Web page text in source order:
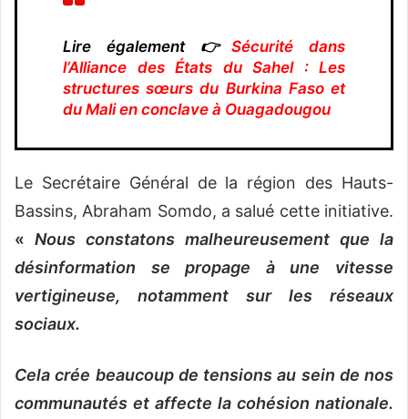
Lire également 👉 Sécurité dans
l’Alliance des États du Sahel : Les
structures sœurs du Burkina Faso et
du Mali en conclave à Ouagadougou
Le Secrétaire Général de la région des Hauts-
Bassins, Abraham Somdo, a salué cette initiative.
« Nous constatons malheureusement que la
désinformation se propage à une vitesse
vertigineuse, notamment sur les réseaux
sociaux.
Cela crée beaucoup de tensions au sein de nos
communautés et affecte la cohésion nationale.